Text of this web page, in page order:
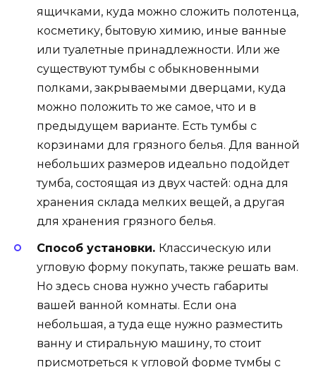
ящичками, куда можно сложить полотенца,
косметику, бытовую химию, иные ванные
или туалетные принадлежности. Или же
существуют тумбы с обыкновенными
полками, закрываемыми дверцами, куда
можно положить то же самое, что и в
предыдущем варианте. Есть тумбы с
корзинами для грязного белья. Для ванной
небольших размеров идеально подойдет
тумба, состоящая из двух частей: одна для
хранения склада мелких вещей, а другая
для хранения грязного белья.
Способ установки. Классическую или
угловую форму покупать, также решать вам.
Но здесь снова нужно учесть габариты
вашей ванной комнаты. Если она
небольшая, а туда еще нужно разместить
ванну и стиральную машину, то стоит
присмотреться к угловой форме тумбы с